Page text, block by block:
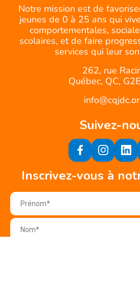
Notre mission est de
jeunes de 0 à 25 ans qui
comportementales,
scolaires, et de faire
services qui leur
262, rue
Québec, QC,
Suivez-
Inscrivez-vous à